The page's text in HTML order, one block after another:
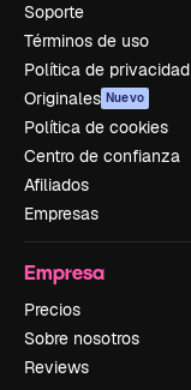
Soporte
Términos de uso
Política de privacidad
Originales Nuevo
Política de cookies
Centro de confianza
Afiliados
Empresas
Empresa
Precios
Sobre nosotros
Reviews